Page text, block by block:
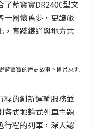
了藍寶寶DR2400型文
一圓懷舊夢，更讓旅
，實踐鐵道與地方共
藍寶寶的歷史故事。圖片來源
程的創新運輸服務並
各式郵輪式列車主題
行程的列車，深入認